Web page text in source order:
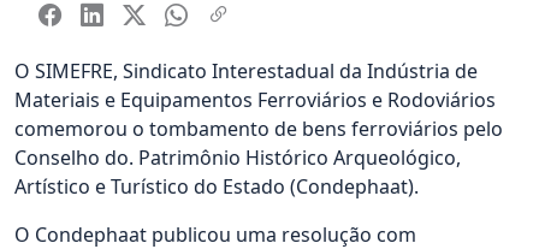
O SIMEFRE, Sindicato Interestadual da Indústria de
Materiais e Equipamentos Ferroviários e Rodoviários
comemorou o tombamento de bens ferroviários pelo
Conselho do. Patrimônio Histórico Arqueológico,
Artístico e Turístico do Estado (Condephaat).
O Condephaat publicou uma resolução com